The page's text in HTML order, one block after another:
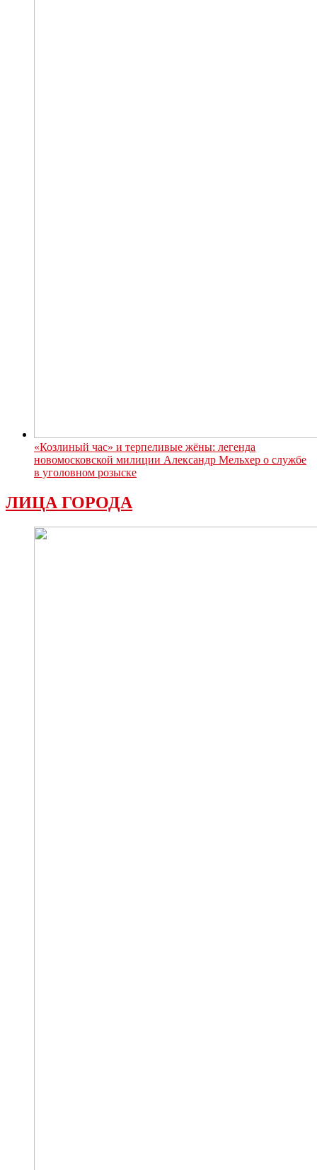
«Козлиный час» и терпеливые жёны: легенда
новомосковской милиции Александр Мельхер о службе
в уголовном розыске
ЛИЦА ГОРОДА